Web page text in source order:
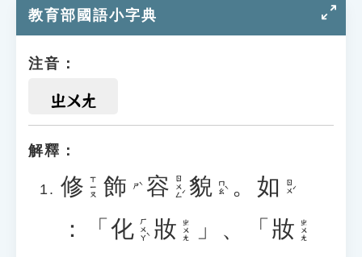
教育部國語小字典
注音：
ㄓㄨㄤ
解釋：
修 ㄒㄧㄡ 飾 ㄕˋ 容 ㄖㄨㄥˊ 貌 ㄇㄠˋ 。 如 ㄖㄨˊ
：「 化 ㄏㄨㄚˋ 妝 ㄓㄨㄤ 」、「 妝 ㄓㄨㄤ